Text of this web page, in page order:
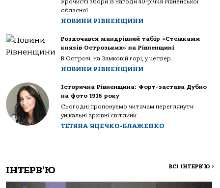
обласної...
НОВИНИ РІВНЕНЩИНИ
Розпочався мандрівний табір «Стежками
князів Острозьких» на Рівненщині
В Острозі, на Замковій горі, у четвер...
НОВИНИ РІВНЕНЩИНИ
Історична Рівненщина: Форт-застава Дубно
на фото 1916 року
Сьогодні пропонуємо читачам переглянути
унікальні архівні світлини...
ТЕТЯНА ЯЦЕЧКО-БЛАЖЕНКО
ІНТЕРВ'Ю ВСІ ІНТЕРВ'Ю >